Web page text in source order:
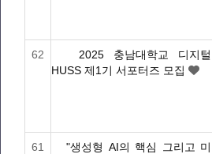
62
2025 충남대학교 디지털
HUSS 제1기 서포터즈 모집
61
"생성형 AI의 핵심 그리고 미